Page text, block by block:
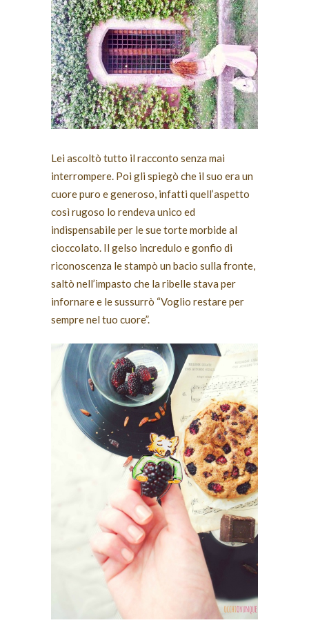
Lei ascoltò tutto il racconto senza mai
interrompere. Poi gli spiegò che il suo era un
cuore puro e generoso, infatti quell’aspetto
così rugoso lo rendeva unico ed
indispensabile per le sue torte morbide al
cioccolato. Il gelso incredulo e gonfio di
riconoscenza le stampò un bacio sulla fronte,
saltò nell’impasto che la ribelle stava per
infornare e le sussurrò “Voglio restare per
sempre nel tuo cuore”.